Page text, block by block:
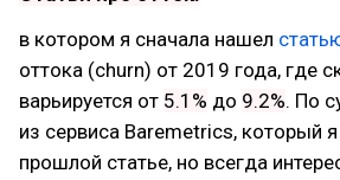
в котором я сначала нашел
оттока (churn) от 2019 года, где
варьируется от 5.1% до 9.2%. По
из сервиса Baremetrics, который
прошлой статье, но всегда